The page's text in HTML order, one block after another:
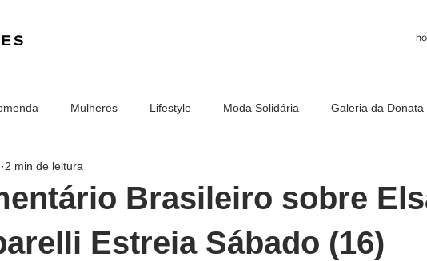
Mulheres Lifestyle Moda Solidária Galeria da Donata
Brasileiro sobre
Estreia Sábado (16)
2 min de leitura